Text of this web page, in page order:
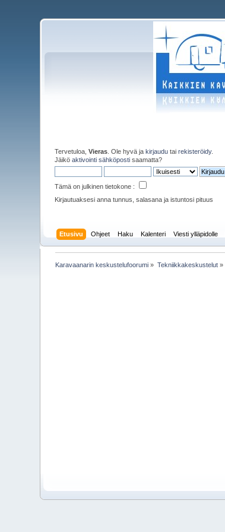
Tervetuloa,Vieras . Ole hyvä jakirjaudu tairekisteröidy.
Jäiköaktivointi sähköposti saamatta?
Tämä on julkinen tietokone :
Kirjautuaksesi anna tunnus, salasana ja istuntosi pituus
Etusivu Ohjeet Haku Kalenteri Viesti ylläpidolle
Karavaanarin keskustelufoorumi » Tekniikkakeskustelut»